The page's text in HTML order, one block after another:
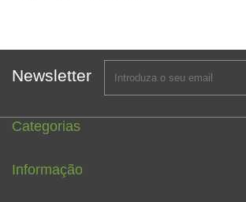
Newsletter
Categorias
Informação